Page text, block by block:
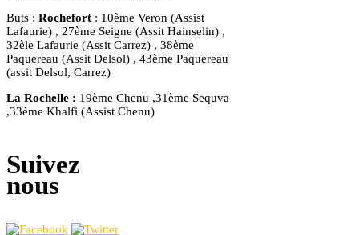
Buts : Rochefort : 10ème Veron (Assist
Lafaurie) , 27ème Seigne (Assit Hainselin) ,
32èle Lafaurie (Assit Carrez) , 38ème
Paquereau (Assit Delsol) , 43ème Paquereau
(assit Delsol, Carrez)
La Rochelle : 19ème Chenu ,31ème Sequva
,33ème Khalfi (Assist Chenu)
Suivez
nous